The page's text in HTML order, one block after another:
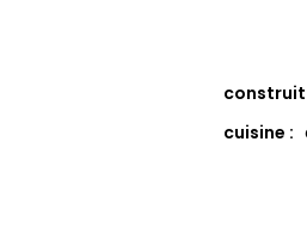
construit
cuisine :